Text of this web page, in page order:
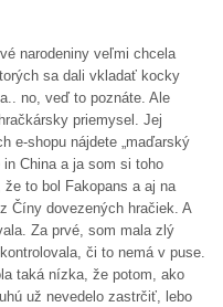
narodeniny veľmi chcela
sa dali vkladať kocky
no, veď to poznáte. Ale
priemysel. Jej
e-shopu nájdete „maďarský
China a ja som si toho
to bol Fakopans a aj na
Číny dovezených hračiek. A
Za prvé, som mala zlý
či to nemá v puse.
taká nízka, že potom, ako
už nevedelo zastrčiť, lebo